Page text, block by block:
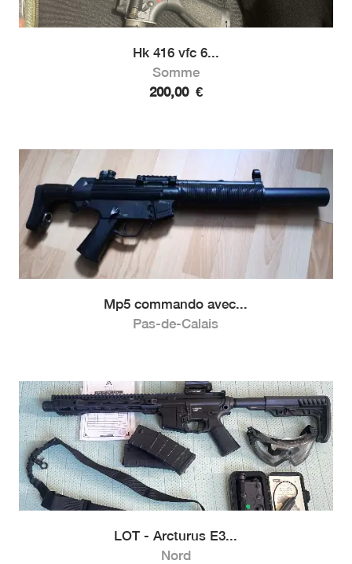
Hk 416 vfc 6...
Somme
200,00 €
Mp5 commando avec...
Pas-de-Calais
LOT - Arcturus E3...
Nord